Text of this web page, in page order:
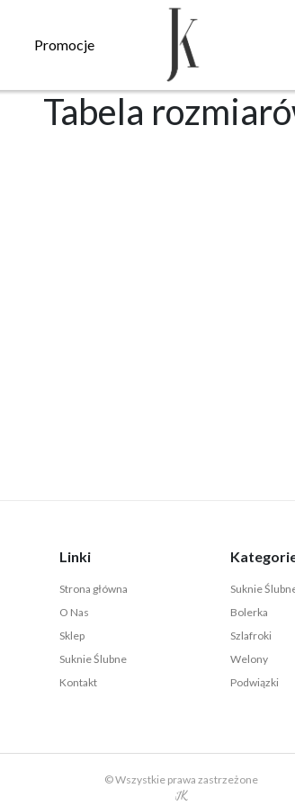
Promocje
Tabela
Linki
Strona główna
O Nas
Sklep
Suknie Ślubne
Kontakt
Suknie
Bolerka
Szlafroki
Welony
Podwiązki
© Wszystkie prawa zastrzeżone
JK